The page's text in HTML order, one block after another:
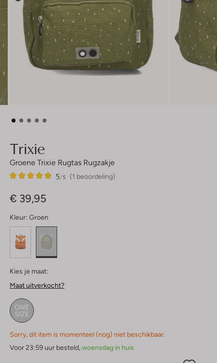
Trixie
Groene Trixie Rugtas Rugzakje
(1 beoordeling)
5/5
1
5
€ 39,95
Kleur: Groen
Kies je maat:
Maat uitverkocht?
ONE
SIZE
Sorry, dit item is momenteel (nog) niet beschikbaar.
Voor 23:59 uur besteld,woensdag in huis